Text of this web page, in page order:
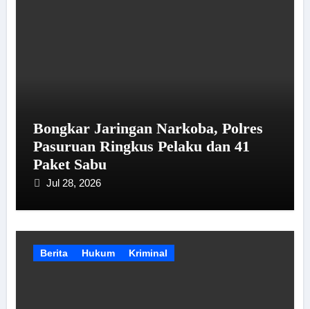
Bongkar Jaringan Narkoba, Polres
Pasuruan Ringkus Pelaku dan 41
Paket Sabu
Jul 28, 2026
Berita Hukum Kriminal